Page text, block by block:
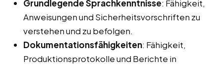
Grundlegende Sprachkenntnisse: Fähigkeit,
Anweisungen und Sicherheitsvorschriften zu
verstehen und zu befolgen.
Dokumentationsfähigkeiten: Fähigkeit,
Produktionsprotokolle und Berichte in